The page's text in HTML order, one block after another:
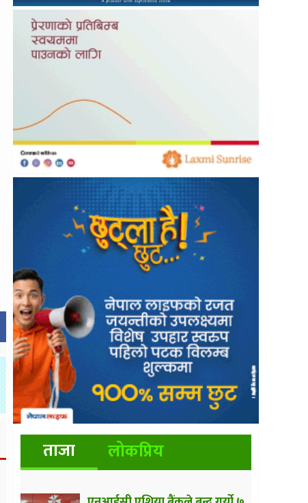
ताजा लोकप्रिय